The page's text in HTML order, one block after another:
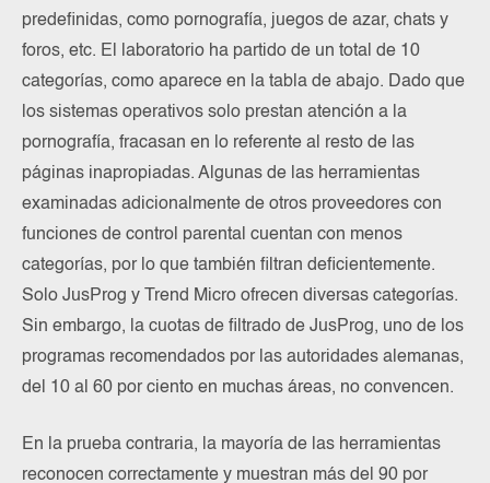
predefinidas, como pornografía, juegos de azar, chats y
foros, etc. El laboratorio ha partido de un total de 10
categorías, como aparece en la tabla de abajo. Dado que
los sistemas operativos solo prestan atención a la
pornografía, fracasan en lo referente al resto de las
páginas inapropiadas. Algunas de las herramientas
examinadas adicionalmente de otros proveedores con
funciones de control parental cuentan con menos
categorías, por lo que también filtran deficientemente.
Solo JusProg y Trend Micro ofrecen diversas categorías.
Sin embargo, la cuotas de filtrado de JusProg, uno de los
programas recomendados por las autoridades alemanas,
del 10 al 60 por ciento en muchas áreas, no convencen.
En la prueba contraria, la mayoría de las herramientas
reconocen correctamente y muestran más del 90 por